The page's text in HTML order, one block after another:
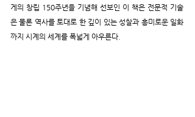
게의 창립 150주년을 기념해 선보인 이 책은 전문적 기술
은 물론 역사를 토대로 한 깊이 있는 성찰과 흥미로운 일화
까지 시계의 세계를 폭넓게 아우른다.